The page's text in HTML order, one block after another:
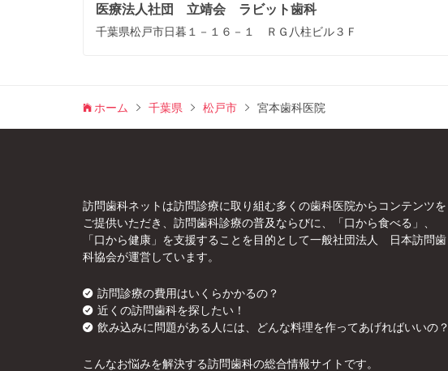
医療法人社団 立靖会 ラビット歯科
千葉県松戸市日暮１－１６－１ ＲＧ八柱ビル３Ｆ
ホーム 千葉県 松戸市 宮本歯科医院
訪問歯科ネットは訪問診療に取り組む多くの歯科医院からコンテンツを
ご提供いただき、訪問歯科診療の普及ならびに、「口から食べる」、
「口から健康」を支援することを目的として一般社団法人 日本訪問歯
科協会が運営しています。
訪問診療の費用はいくらかかるの？
近くの訪問歯科を探したい！
飲み込みに問題がある人には、どんな料理を作ってあげればいいの？
こんなお悩みを解決する訪問歯科の総合情報サイトです。